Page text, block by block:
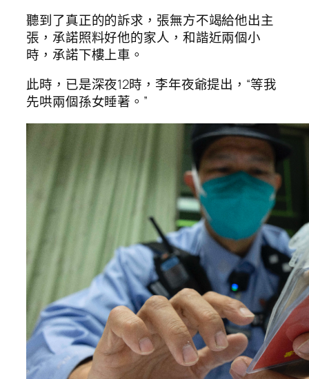
聽到了真正的的訴求，張無方不竭給他出主
張，承諾照料好他的家人，和諧近兩個小
時，承諾下樓上車。
此時，已是深夜12時，李年夜爺提出，“等我
先哄兩個孫女睡著。”